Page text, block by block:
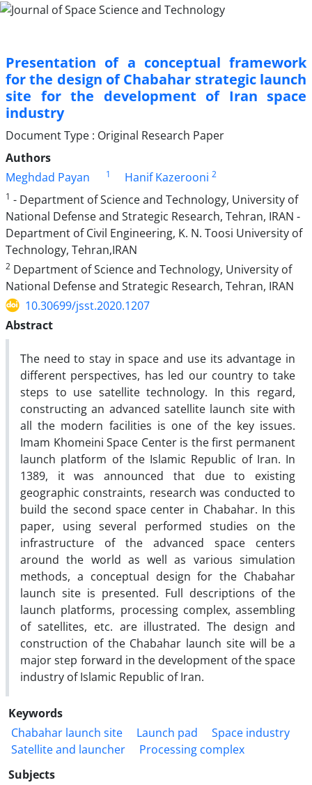
Presentation of a conceptual framework
for the design of Chabahar strategic launch
site for the development of Iran space
industry
Document Type : Original Research Paper
Authors
Meghdad Payan
1 Hanif Kazerooni 2
1 - Department of Science and Technology, University of
National Defense and Strategic Research, Tehran, IRAN -
Department of Civil Engineering, K. N. Toosi University of
Technology, Tehran,IRAN
2 Department of Science and Technology, University of
National Defense and Strategic Research, Tehran, IRAN
10.30699/jsst.2020.1207
Abstract
The need to stay in space and use its advantage in
different perspectives, has led our country to take
steps to use satellite technology. In this regard,
constructing an advanced satellite launch site with
all the modern facilities is one of the key issues.
Imam Khomeini Space Center is the first permanent
launch platform of the Islamic Republic of Iran. In
1389, it was announced that due to existing
geographic constraints, research was conducted to
build the second space center in Chabahar. In this
paper, using several performed studies on the
infrastructure of the advanced space centers
around the world as well as various simulation
methods, a conceptual design for the Chabahar
launch site is presented. Full descriptions of the
launch platforms, processing complex, assembling
of satellites, etc. are illustrated. The design and
construction of the Chabahar launch site will be a
major step forward in the development of the space
industry of Islamic Republic of Iran.
Keywords
Chabahar launch site
Launch pad
Space industry
Satellite and launcher
Processing complex
Subjects